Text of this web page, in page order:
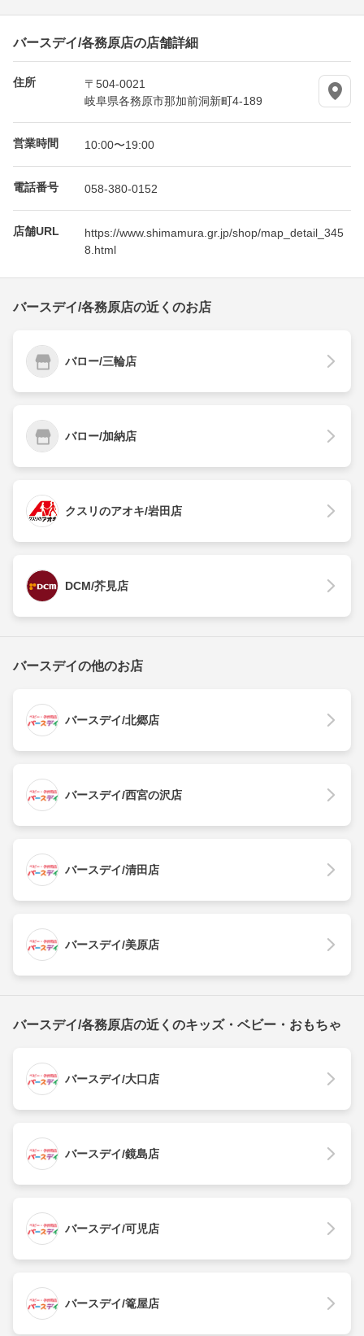
バースデイ/各務原店の店舗詳細
住所
〒504-0021
岐阜県各務原市那加前洞新町4-189
営業時間 10:00〜19:00
電話番号 058-380-0152
店舗URL
https://www.shimamura.gr.jp/shop/map_detail_345
8.html
バースデイ/各務原店の近くのお店
バロー/三輪店
バロー/加納店
クスリのアオキ/岩田店
DCM/芥見店
バースデイの他のお店
バースデイ/北郷店
バースデイ/西宮の沢店
バースデイ/清田店
バースデイ/美原店
バースデイ/各務原店の近くのキッズ・ベビー・おもちゃ
バースデイ/大口店
バースデイ/鏡島店
バースデイ/可児店
バースデイ/篭屋店